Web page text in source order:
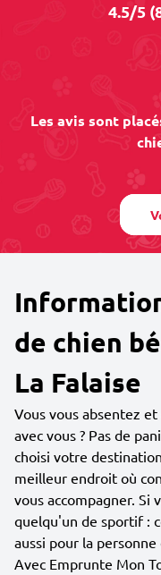
4.5/5
Les avis sont
de chien
La Falaise
Vous vous absentez
avec vous ? Pas de
choisi votre
meilleur endroit où
vous accompagner.
quelqu'un de sportif :
aussi pour la
Avec Emprunte Mon